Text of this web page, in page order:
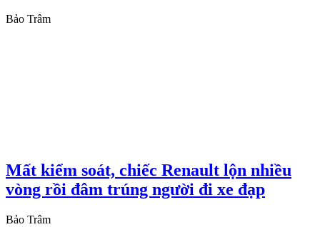
Bảo Trâm
Mất kiểm soát, chiếc Renault lộn nhiều
vòng rồi đâm trúng người đi xe đạp
Bảo Trâm